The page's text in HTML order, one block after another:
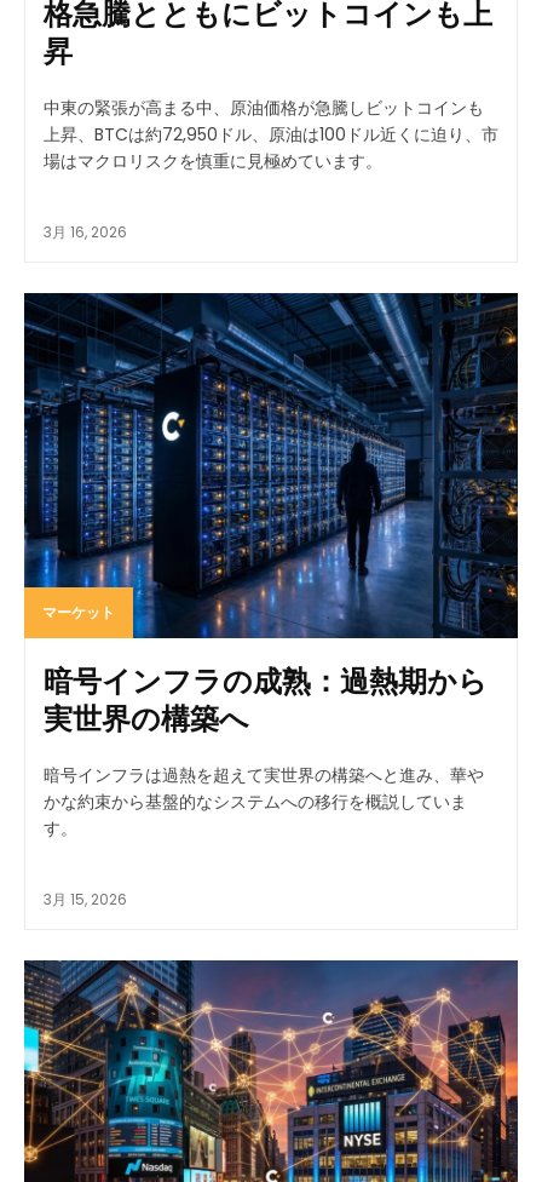
格急騰とともにビットコインも上
昇
中東の緊張が高まる中、原油価格が急騰しビットコインも
上昇、BTCは約72,950ドル、原油は100ドル近くに迫り、市
場はマクロリスクを慎重に見極めています。
3月 16, 2026
マーケット
暗号インフラの成熟：過熱期から
実世界の構築へ
暗号インフラは過熱を超えて実世界の構築へと進み、華や
かな約束から基盤的なシステムへの移行を概説していま
す。
3月 15, 2026